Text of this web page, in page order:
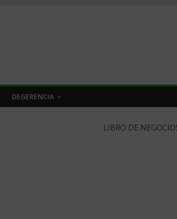
DEGERENCIA
LIBRO DE